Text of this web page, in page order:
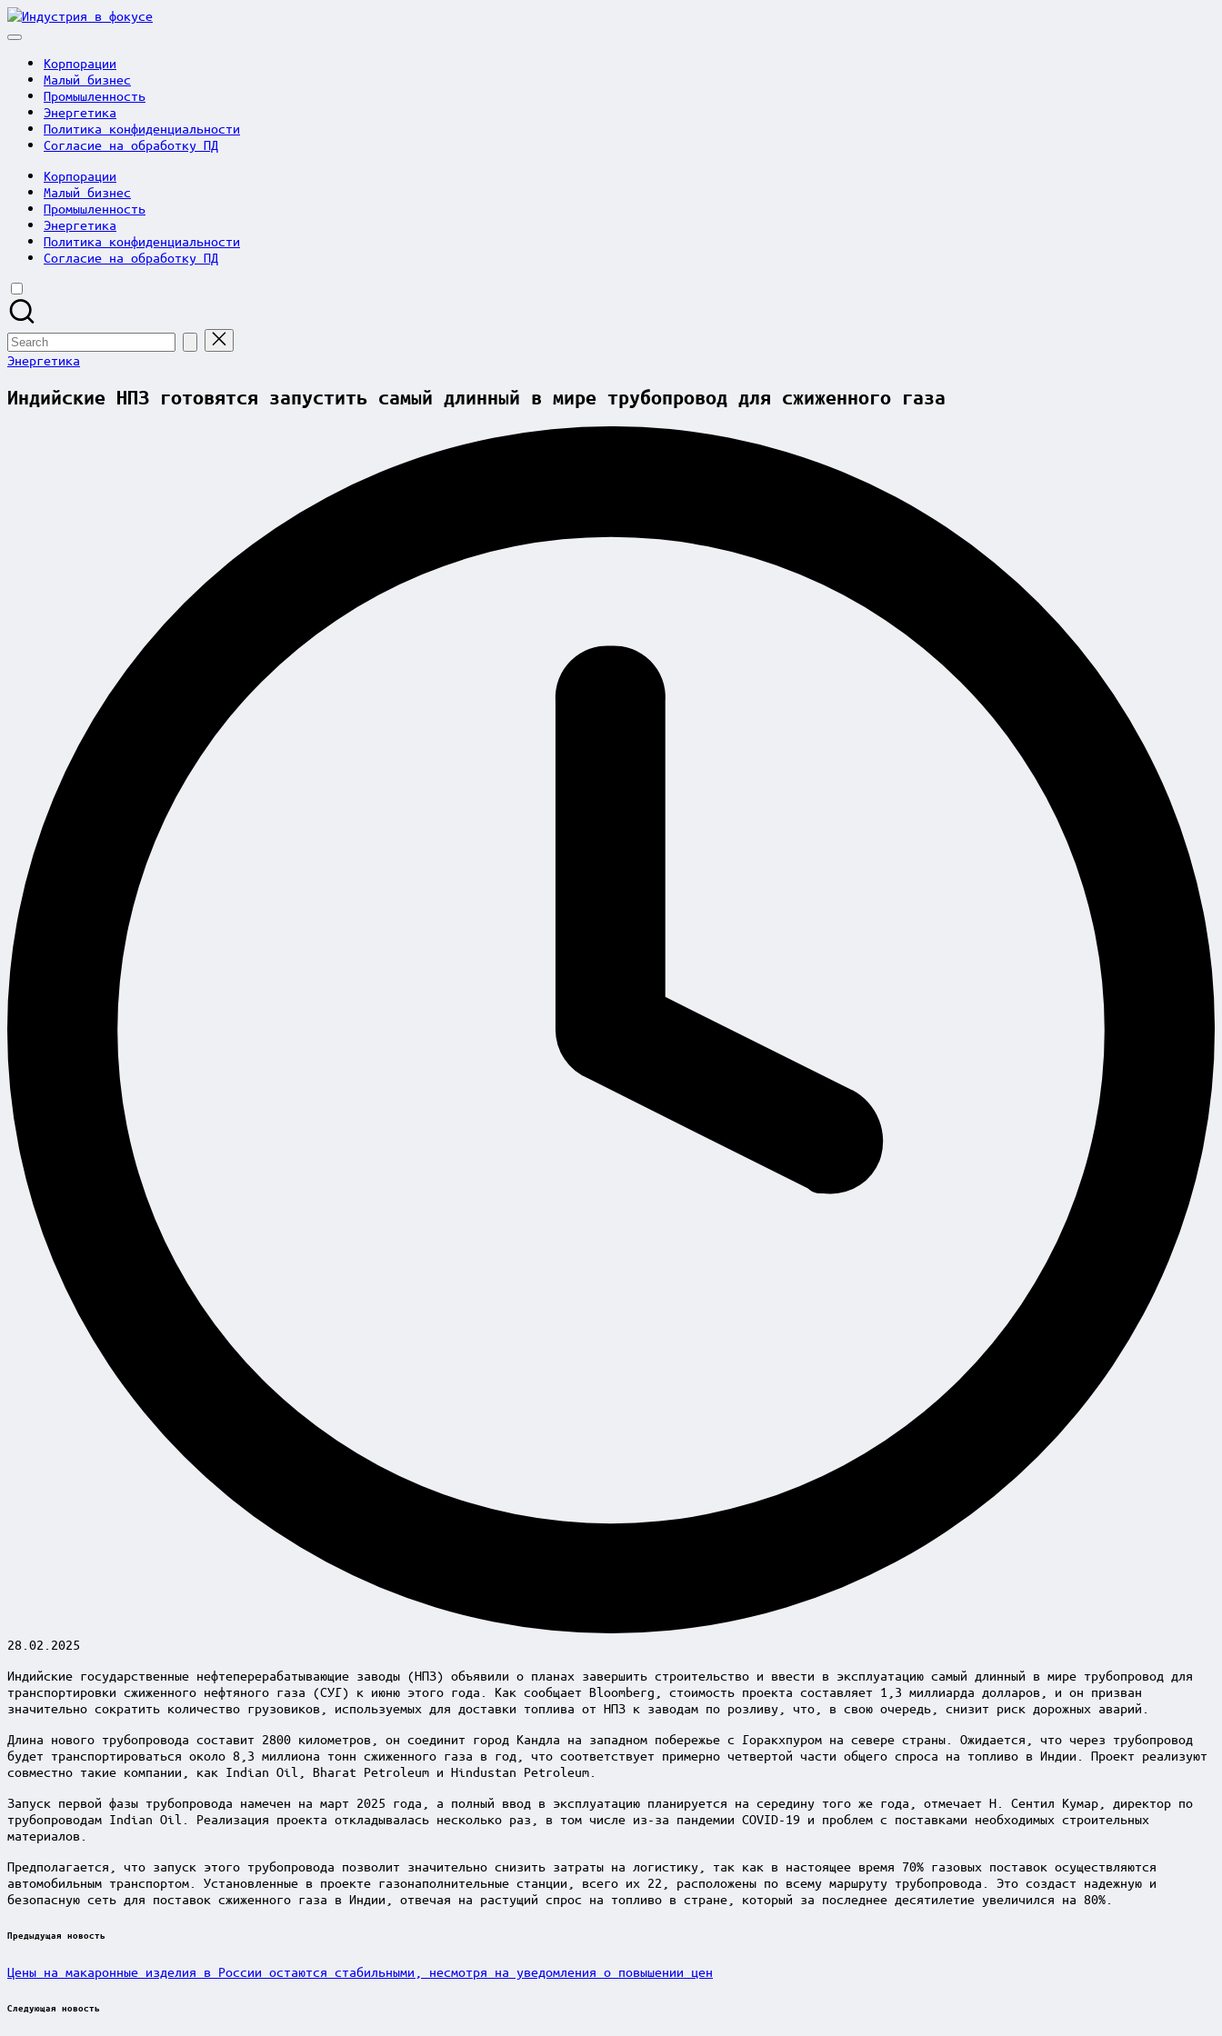
Skip
to
Индустрия
Корпорации
Малый бизнес
Промышленность
Энергетика
Политика конфиденциальности
Согласие на обработку ПД
Корпорации
Малый бизнес
Промышленность
Энергетика
Политика конфиденциальности
Согласие на обработку ПД
Search
for:
Posted
Энергетика
Индийские НПЗ готовятся запустить самый длинный в мире трубопровод для сжиженного газа
28.02.2025
Индийские государственные нефтеперерабатывающие заводы (НПЗ) объявили о планах завершить строительство и ввести в эксплуатацию самый длинный в мире трубопровод для
транспортировки сжиженного нефтяного газа (СУГ) к июню этого года. Как сообщает Bloomberg, стоимость проекта составляет 1,3 миллиарда долларов, и он призван
значительно сократить количество грузовиков, используемых для доставки топлива от НПЗ к заводам по розливу, что, в свою очередь, снизит риск дорожных аварий.
Длина нового трубопровода составит 2800 километров, он соединит город Кандла на западном побережье с Горакхпуром на севере страны. Ожидается, что через трубопровод
будет транспортироваться около 8,3 миллиона тонн сжиженного газа в год, что соответствует примерно четвертой части общего спроса на топливо в Индии. Проект реализуют
совместно такие компании, как Indian Oil, Bharat Petroleum и Hindustan Petroleum.
Запуск первой фазы трубопровода намечен на март 2025 года, а полный ввод в эксплуатацию планируется на середину того же года, отмечает Н. Сентил Кумар, директор по
трубопроводам Indian Oil. Реализация проекта откладывалась несколько раз, в том числе из-за пандемии COVID-19 и проблем с поставками необходимых строительных
материалов.
Предполагается, что запуск этого трубопровода позволит значительно снизить затраты на логистику, так как в настоящее время 70% газовых поставок осуществляются
автомобильным транспортом. Установленные в проекте газонаполнительные станции, всего их 22, расположены по всему маршруту трубопровода. Это создаст надежную и
безопасную сеть для поставок сжиженного газа в Индии, отвечая на растущий спрос на топливо в стране, который за последнее десятилетие увеличился на 80%.
Post
Предыдущая новость
Цены на макаронные изделия в России остаются стабильными, несмотря на уведомления о повышении цен
Следующая новость